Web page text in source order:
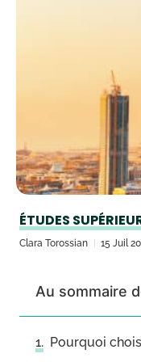
ÉTUDES
Clara Torossian 15 Juil
Au sommaire
Pourquoi